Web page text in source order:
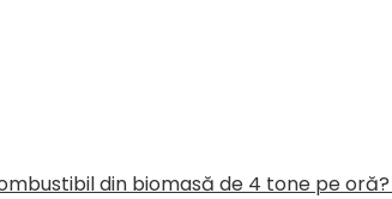
din biomasă de 4 tone pe